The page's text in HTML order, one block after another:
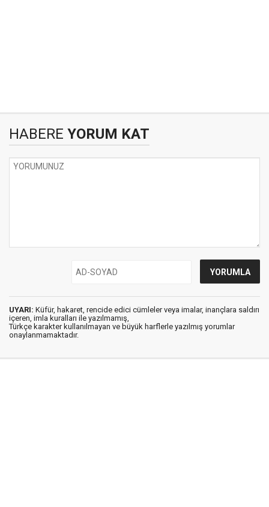
HABERE YORUM KAT
UYARI: Küfür, hakaret, rencide edici cümleler veya imalar, inançlara saldırı
içeren, imla kuralları ile yazılmamış,
Türkçe karakter kullanılmayan ve büyük harflerle yazılmış yorumlar
onaylanmamaktadır.